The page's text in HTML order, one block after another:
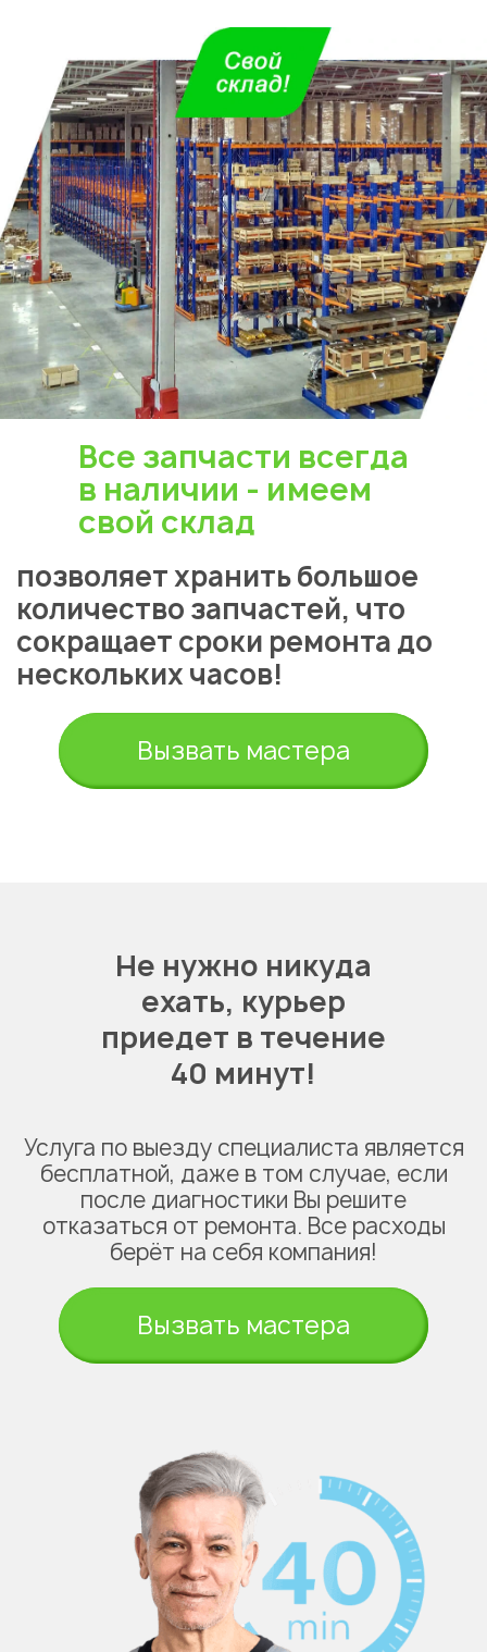
Все запчасти всегда
в наличии - имеем
свой склад
позволяет хранить большое
количество запчастей, что
сокращает сроки ремонта до
нескольких часов!
Вызвать мастера
Не нужно никуда
ехать, курьер
приедет в течение
40 минут!
Услуга по выезду специалиста является
бесплатной, даже в том случае, если
после диагностики Вы решите
отказаться от ремонта. Все расходы
берёт на себя компания!
Вызвать мастера
Укажите из какого вы
города
Астана